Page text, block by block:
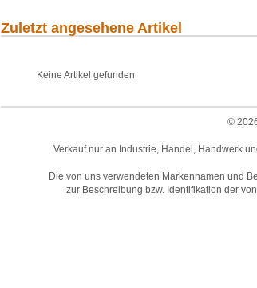
Zuletzt angesehene Artikel
Keine Artikel gefunden
©
Verkauf nur an Industrie, Handel, Handwerk
Die von uns verwendeten Markennamen und
zur Beschreibung bzw. Identifikation der